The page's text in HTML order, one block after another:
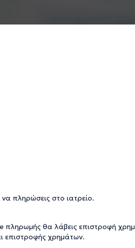
πληρώσεις στο ιατρείο.
πληρωμής θα λάβεις επιστροφή
επιστροφής χρημάτων.